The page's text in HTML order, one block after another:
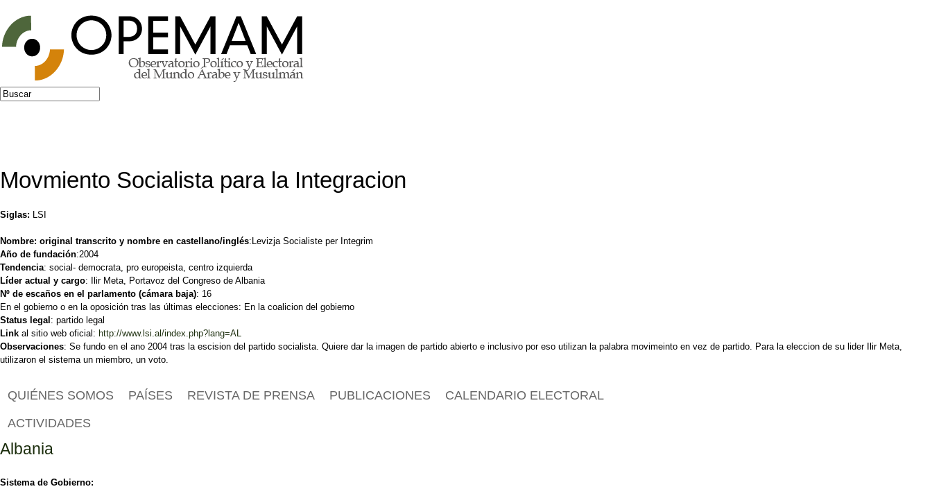
Jump to navigation
Formulario de búsqueda
Buscar
Movmiento Socialista para la Integracion
Siglas: LSI
Nombre: original transcrito y nombre en castellano/inglés:Levizja Socialiste per Integrim
Año de fundación:2004
Tendencia: social- democrata, pro europeista, centro izquierda
Líder actual y cargo: Ilir Meta, Portavoz del Congreso de Albania
Nº de escaños en el parlamento (cámara baja): 16
En el gobierno o en la oposición tras las últimas elecciones: En la coalicion del gobierno
Status legal : partido legal
Link al sitio web oficial: http://www.lsi.al/index.php?lang=AL
Observaciones: Se fundo en el ano 2004 tras la escision del partido socialista. Quiere dar la imagen de partido abierto e inclusivo por eso utilizan la palabra movimeinto en vez de partido. Para la eleccion de su lider Ilir Meta,
utilizaron el sistema un miembro, un voto.
QUIÉNES SOMOS PAÍSES REVISTA DE PRENSA PUBLICACIONES CALENDARIO ELECTORAL
ACTIVIDADES
Albania
Sistema de Gobierno: